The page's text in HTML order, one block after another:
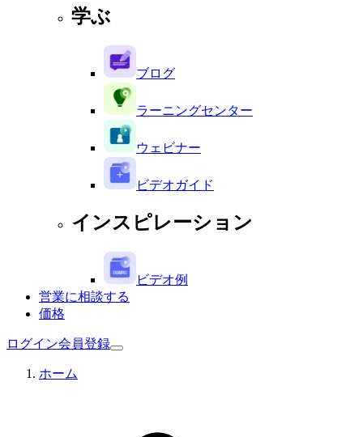
学ぶ
ブログ
ラーニングセンター
ウェビナー
ビデオガイド
インスピレーション
ビデオ例
営業に相談する
価格
ログイン会員登録
ホーム